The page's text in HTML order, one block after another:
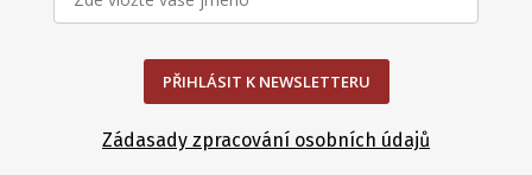
PŘIHLÁSIT K NEWSLETTERU
Zádasady zpracování osobních údajů